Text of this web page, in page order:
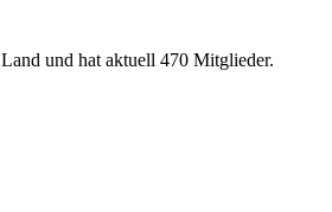
und hat aktuell 470 Mitglieder.